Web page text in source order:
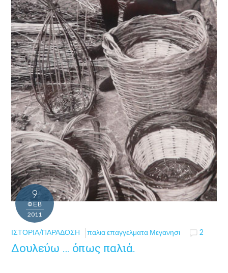
9
ΦΕΒ
2011
ΙΣΤΟΡΊΑ/ΠΑΡΆΔΟΣΗ παλια επαγγελματα Μεγανησι 2
Δουλεύω … όπως παλιά.